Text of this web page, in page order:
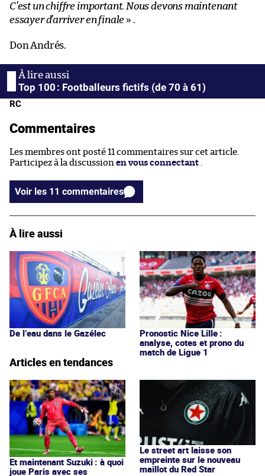
C’est un chiffre important. Nous devons maintenant
essayer d’arriver en finale » .
Don Andrés.
Top 100 : Footballeurs fictifs (de 70 à 61)
RC
Commentaires
Les membres ont posté 11 commentaires sur cet article.
Participez à la discussion en vous connectant
Voir les 11 commentaires
À lire aussi
De l’eau dans le Gazélec
Pronostic Nice Lille :
analyse, cotes et prono du
match de Ligue 1
Articles en tendances
Et maintenant Suzuki : à quoi
joue Paris avec ses
Le street art laisse son
empreinte sur le nouveau
maillot du Red Star